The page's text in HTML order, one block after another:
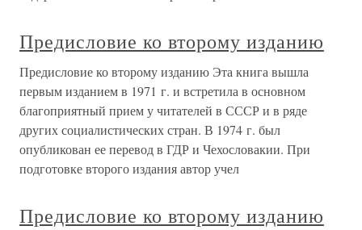
Предисловие ко второму изданию
Предисловие ко второму изданию Эта книга вышла
первым изданием в 1971 г. и встретила в основном
благоприятный прием у читателей в СССР и в ряде
других социалистических стран. В 1974 г. был
опубликован ее перевод в ГДР и Чехословакии. При
подготовке второго издания автор учел
Предисловие ко второму изданию